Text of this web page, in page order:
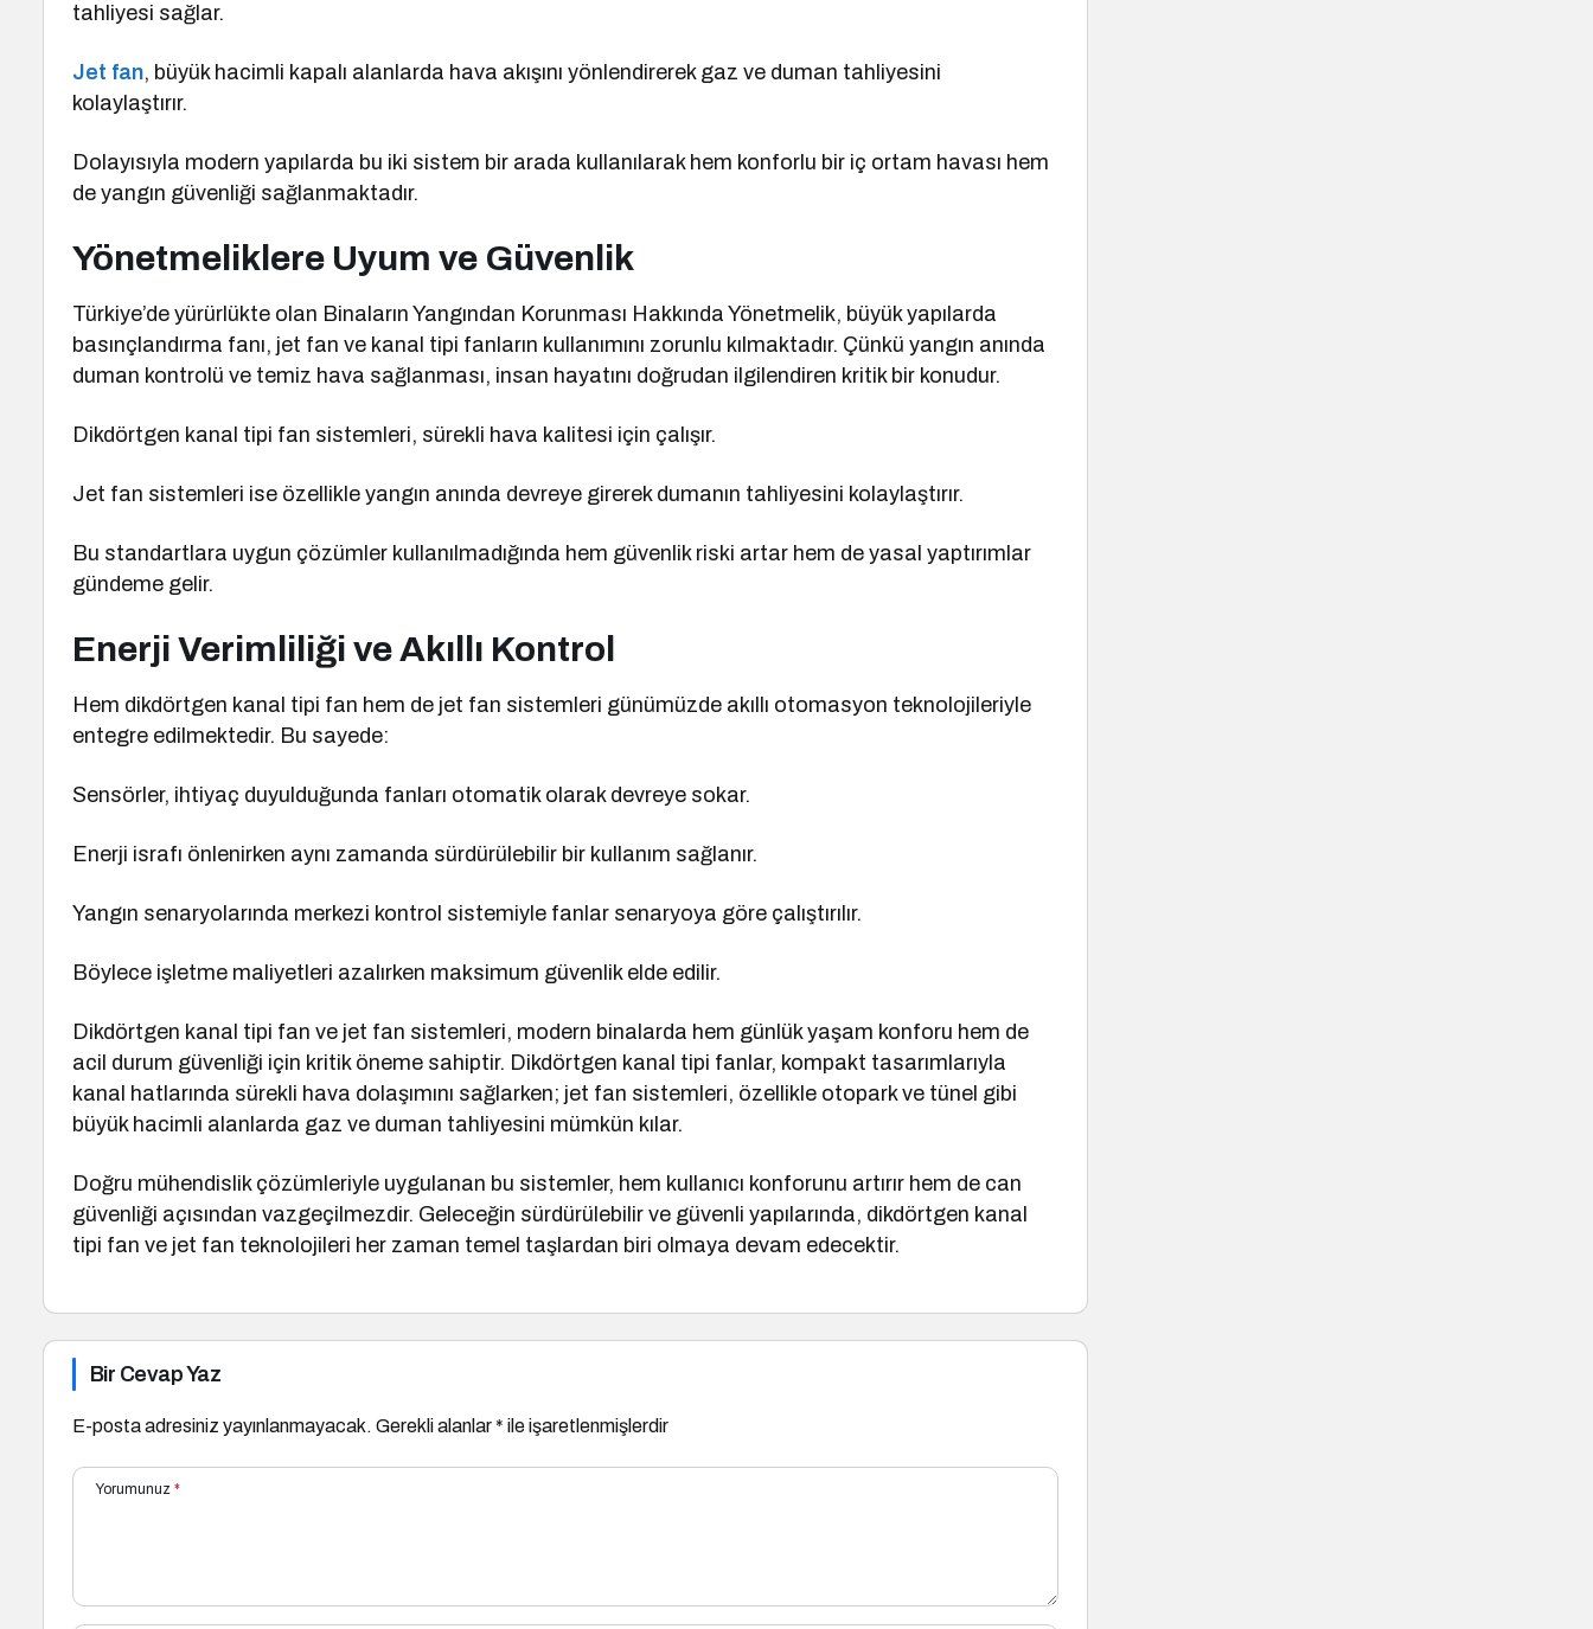
tahliyesi sağlar.
Jet fan, büyük hacimli kapalı alanlarda hava akışını yönlendirerek gaz ve duman tahliyesini
kolaylaştırır.
Dolayısıyla modern yapılarda bu iki sistem bir arada kullanılarak hem konforlu bir iç ortam havası hem
de yangın güvenliği sağlanmaktadır.
Yönetmeliklere Uyum ve Güvenlik
Türkiye’de yürürlükte olan Binaların Yangından Korunması Hakkında Yönetmelik, büyük yapılarda
basınçlandırma fanı, jet fan ve kanal tipi fanların kullanımını zorunlu kılmaktadır. Çünkü yangın anında
duman kontrolü ve temiz hava sağlanması, insan hayatını doğrudan ilgilendiren kritik bir konudur.
Dikdörtgen kanal tipi fan sistemleri, sürekli hava kalitesi için çalışır.
Jet fan sistemleri ise özellikle yangın anında devreye girerek dumanın tahliyesini kolaylaştırır.
Bu standartlara uygun çözümler kullanılmadığında hem güvenlik riski artar hem de yasal yaptırımlar
gündeme gelir.
Enerji Verimliliği ve Akıllı Kontrol
Hem dikdörtgen kanal tipi fan hem de jet fan sistemleri günümüzde akıllı otomasyon teknolojileriyle
entegre edilmektedir. Bu sayede:
Sensörler, ihtiyaç duyulduğunda fanları otomatik olarak devreye sokar.
Enerji israfı önlenirken aynı zamanda sürdürülebilir bir kullanım sağlanır.
Yangın senaryolarında merkezi kontrol sistemiyle fanlar senaryoya göre çalıştırılır.
Böylece işletme maliyetleri azalırken maksimum güvenlik elde edilir.
Dikdörtgen kanal tipi fan ve jet fan sistemleri, modern binalarda hem günlük yaşam konforu hem de
acil durum güvenliği için kritik öneme sahiptir. Dikdörtgen kanal tipi fanlar, kompakt tasarımlarıyla
kanal hatlarında sürekli hava dolaşımını sağlarken; jet fan sistemleri, özellikle otopark ve tünel gibi
büyük hacimli alanlarda gaz ve duman tahliyesini mümkün kılar.
Doğru mühendislik çözümleriyle uygulanan bu sistemler, hem kullanıcı konforunu artırır hem de can
güvenliği açısından vazgeçilmezdir. Geleceğin sürdürülebilir ve güvenli yapılarında, dikdörtgen kanal
tipi fan ve jet fan teknolojileri her zaman temel taşlardan biri olmaya devam edecektir.
Bir Cevap Yaz
E-posta adresiniz yayınlanmayacak. Gerekli alanlar* ile işaretlenmişlerdir
Yorumunuz *